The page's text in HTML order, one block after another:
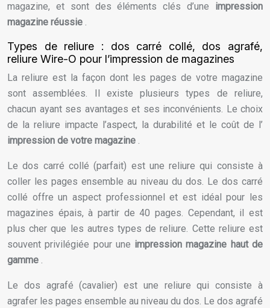
magazine, et sont des éléments clés d’une impression
magazine réussie .
Types de reliure : dos carré collé, dos agrafé,
reliure Wire-O pour l’impression de magazines
La reliure est la façon dont les pages de votre magazine
sont assemblées. Il existe plusieurs types de reliure,
chacun ayant ses avantages et ses inconvénients. Le choix
de la reliure impacte l’aspect, la durabilité et le coût de l’
impression de votre magazine .
Le dos carré collé (parfait) est une reliure qui consiste à
coller les pages ensemble au niveau du dos. Le dos carré
collé offre un aspect professionnel et est idéal pour les
magazines épais, à partir de 40 pages. Cependant, il est
plus cher que les autres types de reliure. Cette reliure est
souvent privilégiée pour une impression magazine haut de
gamme .
Le dos agrafé (cavalier) est une reliure qui consiste à
agrafer les pages ensemble au niveau du dos. Le dos agrafé